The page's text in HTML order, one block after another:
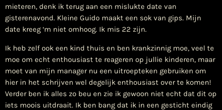
mieteren, denk ik terug aan een mislukte date van
gisterenavond. Kleine Guido maakt een sok van gips. Mijn
date kreeg ‘m niet omhoog. Ik mis 22 zijn.
Ik heb zelf ook een kind thuis en ben krankzinnig moe, veel te
moe om echt enthousiast te reageren op jullie kinderen, maar
moet van mijn manager nu een uitroepteken gebruiken om
hier in het schrijven wel degelijk enthousiast over te komen!
Verder ben ik alles zo beu en zie ik gewoon niet echt dat dit op
iets moois uitdraait. Ik ben bang dat ik in een gesticht eindig